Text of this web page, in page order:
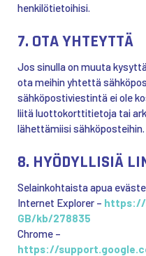
henkilötietoihisi.
7. OTA YHTEYTTÄ
Jos sinulla on muuta
ota meihin yhtettä
sähköpostiviestintä ei ole
liitä luottokorttitietoja tai
lähettämiisi sähköposteihin.
8. HYÖDYLLISIÄ
Selainkohtaista apua
Internet Explorer – https://
GB/kb/278835
Chrome –
https://